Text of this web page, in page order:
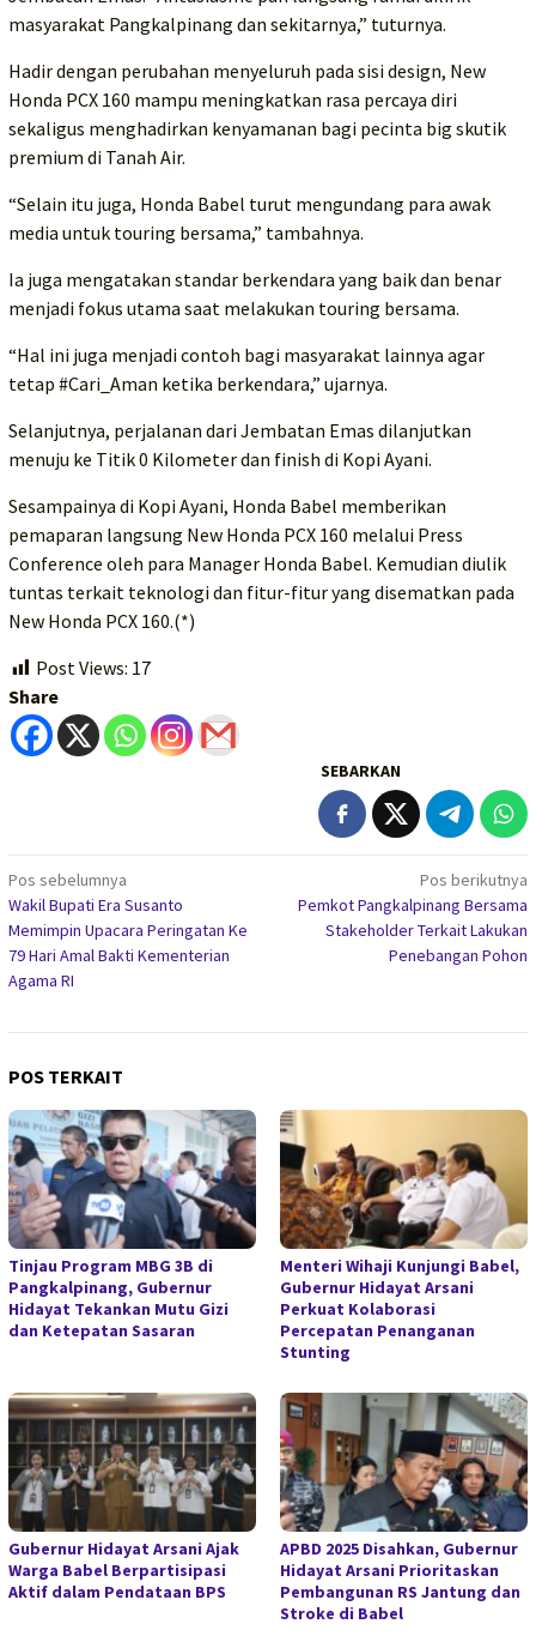
masyarakat Pangkalpinang dan sekitarnya,” tuturnya.
Hadir dengan perubahan menyeluruh pada sisi design, New
Honda PCX 160 mampu meningkatkan rasa percaya diri
sekaligus menghadirkan kenyamanan bagi pecinta big skutik
premium di Tanah Air.
“Selain itu juga, Honda Babel turut mengundang para awak
media untuk touring bersama,” tambahnya.
Ia juga mengatakan standar berkendara yang baik dan benar
menjadi fokus utama saat melakukan touring bersama.
“Hal ini juga menjadi contoh bagi masyarakat lainnya agar
tetap #Cari_Aman ketika berkendara,” ujarnya.
Selanjutnya, perjalanan dari Jembatan Emas dilanjutkan
menuju ke Titik 0 Kilometer dan finish di Kopi Ayani.
Sesampainya di Kopi Ayani, Honda Babel memberikan
pemaparan langsung New Honda PCX 160 melalui Press
Conference oleh para Manager Honda Babel. Kemudian diulik
tuntas terkait teknologi dan fitur-fitur yang disematkan pada
New Honda PCX 160.(*)
Post Views: 17
Share
SEBARKAN
Navigasi
pos
Pos sebelumnya
Wakil Bupati Era Susanto
Memimpin Upacara Peringatan Ke
79 Hari Amal Bakti Kementerian
Agama RI
Pos berikutnya
Pemkot Pangkalpinang Bersama
Stakeholder Terkait Lakukan
Penebangan Pohon
POS TERKAIT
Tinjau Program MBG 3B di
Pangkalpinang, Gubernur
Hidayat Tekankan Mutu Gizi
dan Ketepatan Sasaran
Menteri Wihaji Kunjungi Babel,
Gubernur Hidayat Arsani
Perkuat Kolaborasi
Percepatan Penanganan
Stunting
Gubernur Hidayat Arsani Ajak
Warga Babel Berpartisipasi
Aktif dalam Pendataan BPS
APBD 2025 Disahkan, Gubernur
Hidayat Arsani Prioritaskan
Pembangunan RS Jantung dan
Stroke di Babel